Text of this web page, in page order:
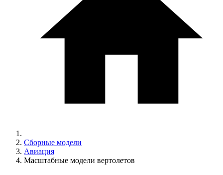
Сборные модели
Авиация
Масштабные модели вертолетов